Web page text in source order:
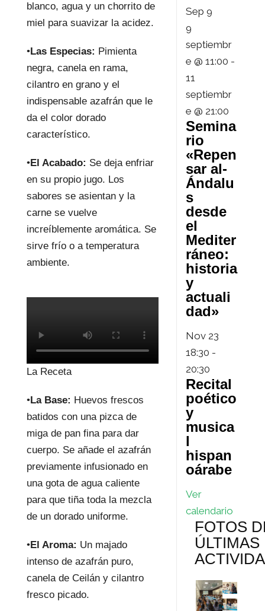
blanco, agua y un chorrito de
miel para suavizar la acidez.
•Las Especias: Pimienta
negra, canela en rama,
cilantro en grano y el
indispensable azafrán que le
da el color dorado
característico.
•El Acabado: Se deja enfriar
en su propio jugo. Los
sabores se asientan y la
carne se vuelve
increíblemente aromática. Se
sirve frío o a temperatura
ambiente.
La Receta
•La Base: Huevos frescos
batidos con una pizca de
miga de pan fina para dar
cuerpo. Se añade el azafrán
previamente infusionado en
una gota de agua caliente
para que tiña toda la mezcla
de un dorado uniforme.
•El Aroma: Un majado
intenso de azafrán puro,
canela de Ceilán y cilantro
fresco picado.
Sep9
9
septiembr
e @ 11:00 -
11
septiembr
e @ 21:00
Semina
rio
«Repen
sar al-
Ándalu
s
desde
el
Mediter
ráneo:
historia
y
actuali
dad»
Nov 23
18:30 -
20:30
Recital
poético
y
musica
l
hispan
oárabe
Ver
calendario
FOTOS
ÚLTIMAS